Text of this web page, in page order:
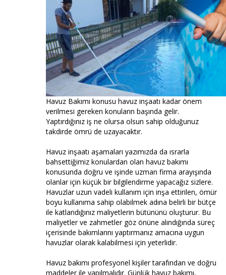
Havuz Bakımı konusu havuz inşaatı kadar önem
verilmesi gereken konuların başında gelir.
Yaptırdığınız iş ne olursa olsun sahip olduğunuz
takdirde ömrü de uzayacaktır.
Havuz inşaatı aşamaları yazımızda da ısrarla
bahsettiğimiz konulardan olan havuz bakımı
konusunda doğru ve işinde uzman firma arayışında
olanlar için küçük bir bilgilendirme yapacağız sizlere.
Havuzlar uzun vadeli kullanım için inşa ettirilen, ömür
boyu kullanıma sahip olabilmek adına belirli bir bütçe
ile katlandığınız maliyetlerin bütününü oluşturur. Bu
maliyetler ve zahmetler göz önüne alındığında süreç
içerisinde bakımlarını yaptırmanız amacına uygun
havuzlar olarak kalabilmesi için yeterlidir.
Havuz bakımı profesyonel kişiler tarafından ve doğru
maddeler ile yapılmalıdır. Günlük havuz bakımı,